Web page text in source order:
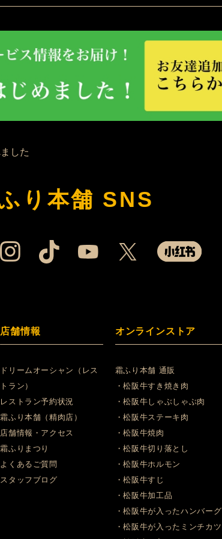
り本舗 SNS
店舗情報
ドリームオーシャン（レス
トラン）
レストラン予約状況
霜ふり本舗（精肉店）
店舗情報・アクセス
霜ふりまつり
よくあるご質問
スタッフブログ
オンラインストア
霜ふり本舗 通販
・松阪牛すき焼き肉
・松阪牛しゃぶしゃぶ肉
・松阪牛ステーキ肉
・松阪牛焼肉
・松阪牛切り落とし
・松阪牛ホルモン
・松阪牛すじ
・松阪牛加工品
・松阪牛が入ったハンバーグ
・松阪牛が入ったミンチカツ